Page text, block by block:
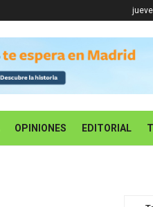
OPINIONES EDITORIAL